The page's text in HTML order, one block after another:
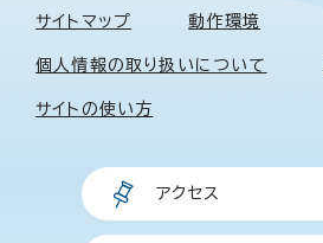
サイトマップ 動作環境
個人情報の取り扱いについて
サイトの使い方
アクセス